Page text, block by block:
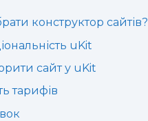
конструктор сайтів?
uKit
сайт у uKit
тарифів